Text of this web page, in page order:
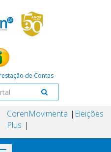
de Contas
Coren
Plus
Movimenta Eleições